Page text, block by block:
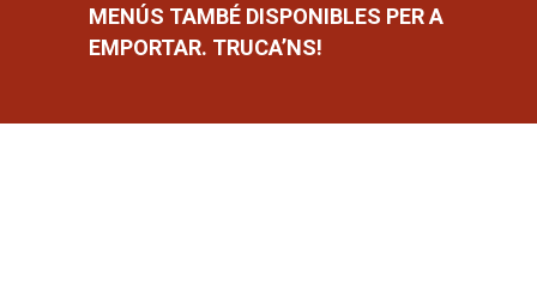
MENÚS TAMBÉ DISPONIBLES PER A
EMPORTAR. TRUCA’NS!